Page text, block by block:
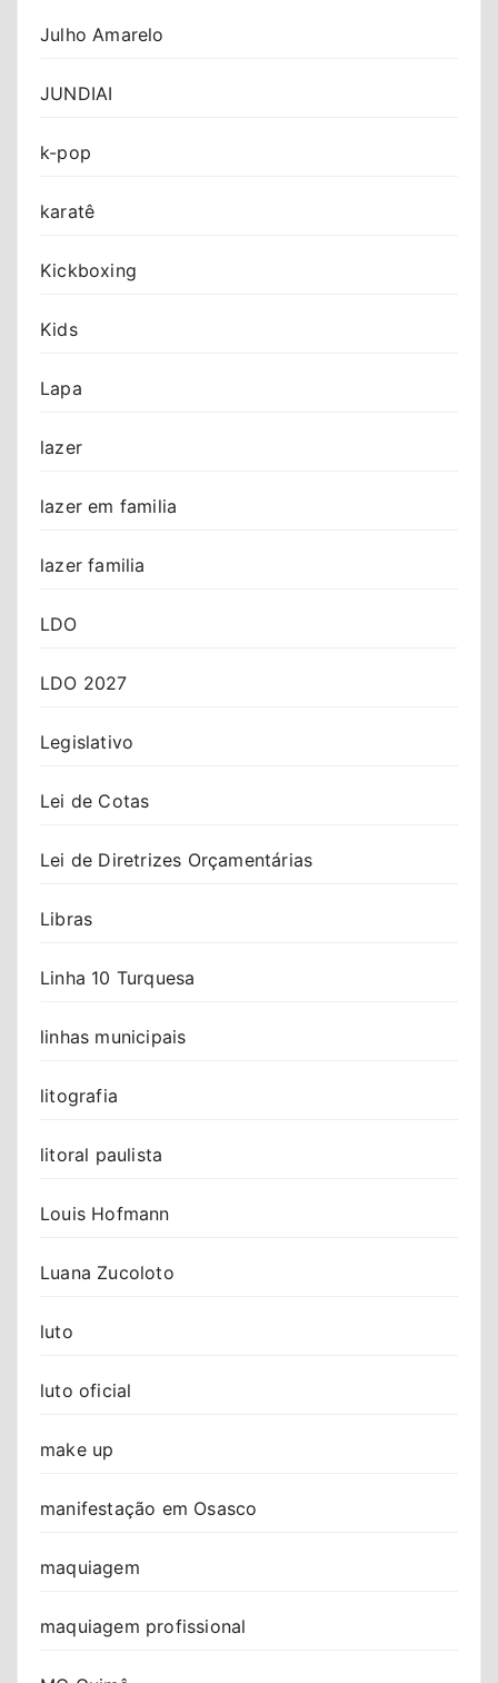
Julho Amarelo
JUNDIAI
k-pop
karatê
Kickboxing
Kids
Lapa
lazer
lazer em familia
lazer familia
LDO
LDO 2027
Legislativo
Lei de Cotas
Lei de Diretrizes Orçamentárias
Libras
Linha 10 Turquesa
linhas municipais
litografia
litoral paulista
Louis Hofmann
Luana Zucoloto
luto
luto oficial
make up
manifestação em Osasco
maquiagem
maquiagem profissional